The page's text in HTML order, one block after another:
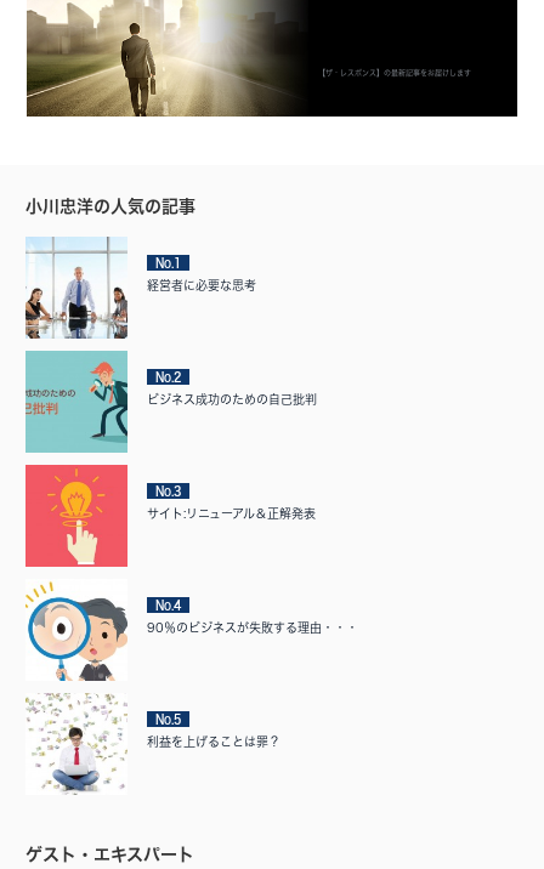
【ザ・レスポンス】の最新記事をお届けします
小川忠洋の人気の記事
No.1
経営者に必要な思考
No.2
ビジネス成功のための自己批判
No.3
サイト:リニューアル＆正解発表
No.4
90％のビジネスが失敗する理由・・・
No.5
利益を上げることは罪？
ゲスト・エキスパート